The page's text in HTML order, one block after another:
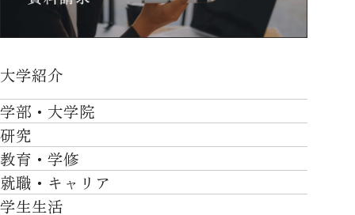
大学紹介
大学紹介TOP
OVER THE LIMIT
大学について
施設一覧
社会・地域・高大連携
学部・大学院
学部・大学院TOP
工学部
ロボティクス＆デザイン工学部
研究
研究TOP
研究について
教育・学修
教育・学修TOP
就職・キャリア
就職・キャリアTOP
学生生活